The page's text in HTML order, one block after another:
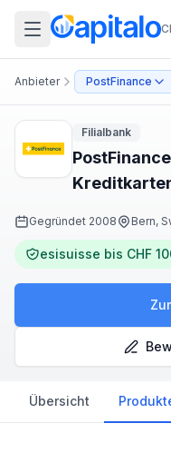
Anbieter PostFinance
Filialbank
Gegründet 2008 Bern,
esisuisse bis CHF
Übersicht